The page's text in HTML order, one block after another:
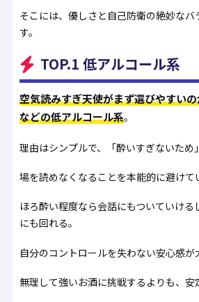
そこには、優しさと自己防衛の絶妙なバ
す。
TOP.1 低アルコール系
空気読みすぎ天使がまず選びやすい
などの低アルコール系。
理由はシンプルで、「酔いすぎないため
場を読めなくなることを本能的に避けて
ほろ酔い程度なら会話にもついていける
にも回れる。
自分のコントロールを失わない安心感が
無理して強いお酒に挑戦するよりも、安